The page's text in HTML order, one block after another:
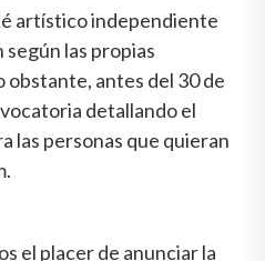
artístico independiente
las propias
obstante, antes del 30 de
detallando el
las personas que quieran
el placer de anunciar la